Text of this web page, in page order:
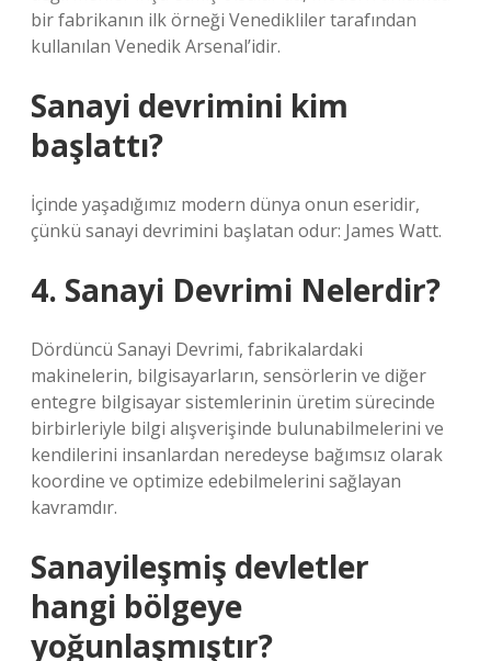
bir fabrikanın ilk örneği Venedikliler tarafından
kullanılan Venedik Arsenal’idir.
Sanayi devrimini kim
başlattı?
İçinde yaşadığımız modern dünya onun eseridir,
çünkü sanayi devrimini başlatan odur: James Watt.
4. Sanayi Devrimi Nelerdir?
Dördüncü Sanayi Devrimi, fabrikalardaki
makinelerin, bilgisayarların, sensörlerin ve diğer
entegre bilgisayar sistemlerinin üretim sürecinde
birbirleriyle bilgi alışverişinde bulunabilmelerini ve
kendilerini insanlardan neredeyse bağımsız olarak
koordine ve optimize edebilmelerini sağlayan
kavramdır.
Sanayileşmiş devletler
hangi bölgeye
yoğunlaşmıştır?